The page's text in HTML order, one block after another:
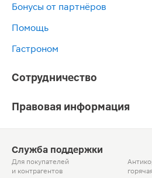
Бонусы от партнёров
Помощь
Гастроном
Сотрудничество
Правовая информация
Служба поддержки
Для покупателей
и контрагентов